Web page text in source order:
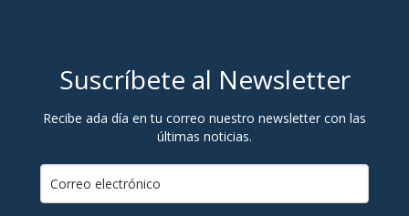
Suscríbete al Newsletter
Recibe ada día en tu correo nuestro newsletter con las
últimas noticias.